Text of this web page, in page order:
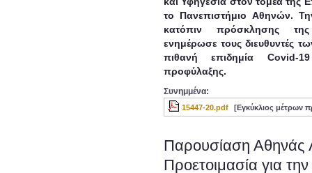
το Πανεπιστήμιο Αθηνών.
κατόπιν πρόσκλησης
ενημέρωσε τους διευθυντές
πιθανή επιδημία Covid-
προφύλαξης.
Συνημμένα:
15447-20.pdf [Εγκύκλιος μέτρων
Παρουσίαση Αθηνάς
Προετοιμασία για